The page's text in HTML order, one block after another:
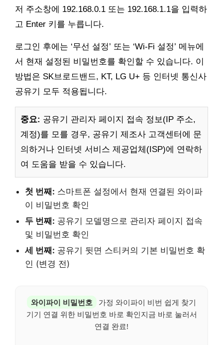
저 주소창에 192.168.0.1 또는 192.168.1.1을 입력하
고 Enter 키를 누릅니다.
로그인 후에는 ‘무선 설정’ 또는 ‘Wi-Fi 설정’ 메뉴에
서 현재 설정된 비밀번호를 확인할 수 있습니다. 이
방법은 SK브로드밴드, KT, LG U+ 등 인터넷 통신사
공유기 모두 적용됩니다.
중요: 공유기 관리자 페이지 접속 정보(IP 주소,
계정)를 모를 경우, 공유기 제조사 고객센터에 문
의하거나 인터넷 서비스 제공업체(ISP)에 연락하
여 도움을 받을 수 있습니다.
첫 번째: 스마트폰 설정에서 현재 연결된 와이파
이 비밀번호 확인
두 번째: 공유기 모델명으로 관리자 페이지 접속
및 비밀번호 확인
세 번째: 공유기 뒷면 스티커의 기본 비밀번호 확
인 (변경 전)
와이파이 비밀번호
가정 와이파이 비번 쉽게 찾기
기기 연결 위한 비밀번호 바로 확인지금 바로 눌러서
연결 완료!